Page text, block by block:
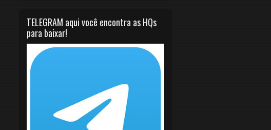
TELEGRAM aqui você encontra as HQs
para baixar!